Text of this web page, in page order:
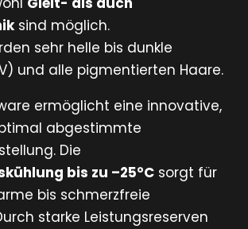
sind möglich.
sehr helle bis dunkle
und alle pigmentierten Haare.
ermöglicht eine innovative,
abgestimmte
Die
bis zu –25°C sorgt für
bis schmerzfreie
starke Leistungsreserven